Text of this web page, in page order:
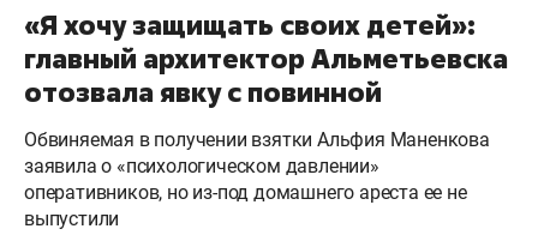
«Я хочу защищать своих детей»:
главный архитектор Альметьевска
отозвала явку с повинной
Обвиняемая в получении взятки Альфия Маненкова
заявила о «психологическом давлении»
оперативников, но из-под домашнего ареста ее не
выпустили